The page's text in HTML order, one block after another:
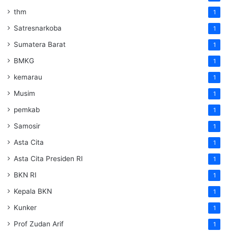
thm 1
Satresnarkoba 1
Sumatera Barat 1
BMKG 1
kemarau 1
Musim 1
pemkab 1
Samosir 1
Asta Cita 1
Asta Cita Presiden RI 1
BKN RI 1
Kepala BKN 1
Kunker 1
Prof Zudan Arif 1